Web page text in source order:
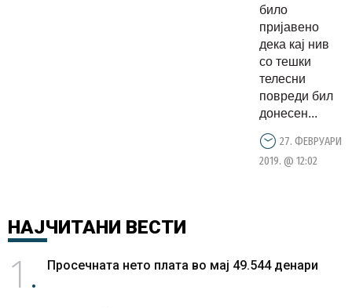
брег и
паднал
било
пријавено
дека кај нив
со тешки
телесни
повреди бил
донесен...
27. ФЕВРУАРИ
2019. @ 12:02
НАЈЧИТАНИ ВЕСТИ
1 Просечната нето плата во мај 49.544 денари